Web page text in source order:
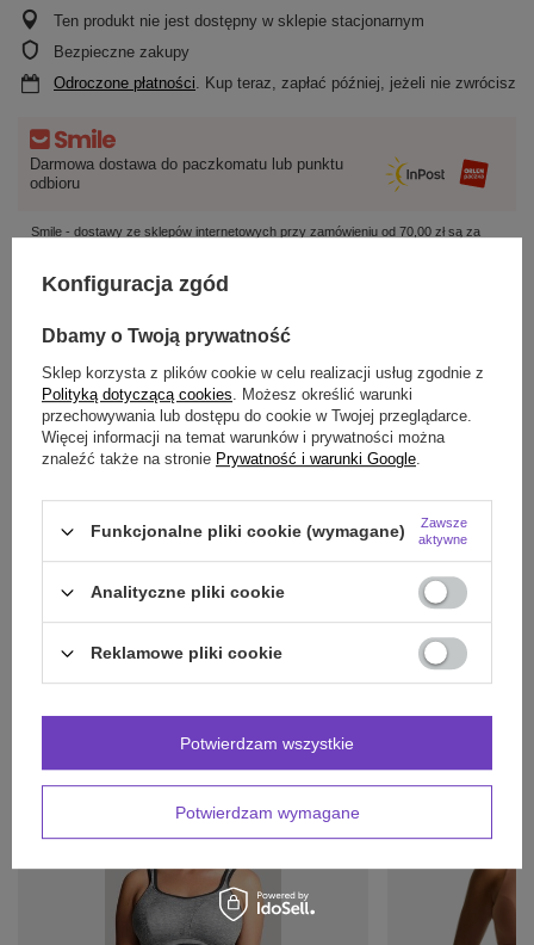
Ten produkt nie jest dostępny w sklepie stacjonarnym
Bezpieczne zakupy
Odroczone płatności . Kup teraz, zapłać później, jeżeli nie zwrócisz
Darmowa dostawa do paczkomatu lub punktu
odbioru
Smile - dostawy ze sklepów internetowych przy zamówieniu od 70,00 złsą za
OPIS
SZCZEGÓŁOWE DANE
OPINIE (1)
Potrzebujesz pomocy? Masz pytania?
Zadaj pytanie a my odpowiemy niezwłocznie,
dla innych.
Zadaj pytanie
INNE PRODUKTY
PRODUCENTA:
Konfiguracja zgód
Dbamy o Twoją prywatność
Sklep korzysta z plików cookie w celu realizacji usług zgodnie z
Polityką dotyczącą cookies. Możesz określić warunki
przechowywania lub dostępu do cookie w Twojej przeglądarce.
Więcej informacji na temat warunków i prywatności można
znaleźć także na stronie Prywatność i warunki Google.
Funkcjonalne pliki cookie (wymagane)
Zawsze
aktywne
Analityczne pliki cookie
Reklamowe pliki cookie
Potwierdzam wymagane
Potwierdzam wszystkie